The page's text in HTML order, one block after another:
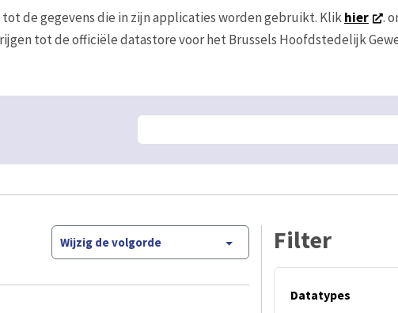
de gegevens die in zijn applicaties worden gebruikt. Klikhier
.
tot de officiële datastore voor het Brussels Hoofdstedelijk
Wijzig de volgorde Filter
Datatypes